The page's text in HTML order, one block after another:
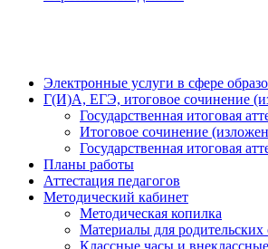
Электронные услуги в сфере
Г(И)А, ЕГЭ, итоговое сочинение
Государственная итоговая
Итоговое сочинение
Государственная итоговая
Планы работы
Аттестация педагогов
Методический кабинет
Методическая копилка
Материалы для родительских
Классные часы и